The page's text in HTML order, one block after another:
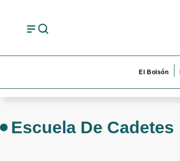
El Bolsón
Escuela De Cadetes